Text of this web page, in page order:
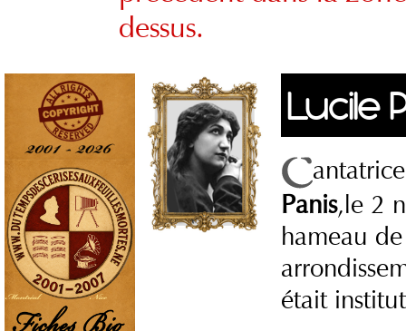
dessus.
Lucile
Panis,le 2
hameau
était